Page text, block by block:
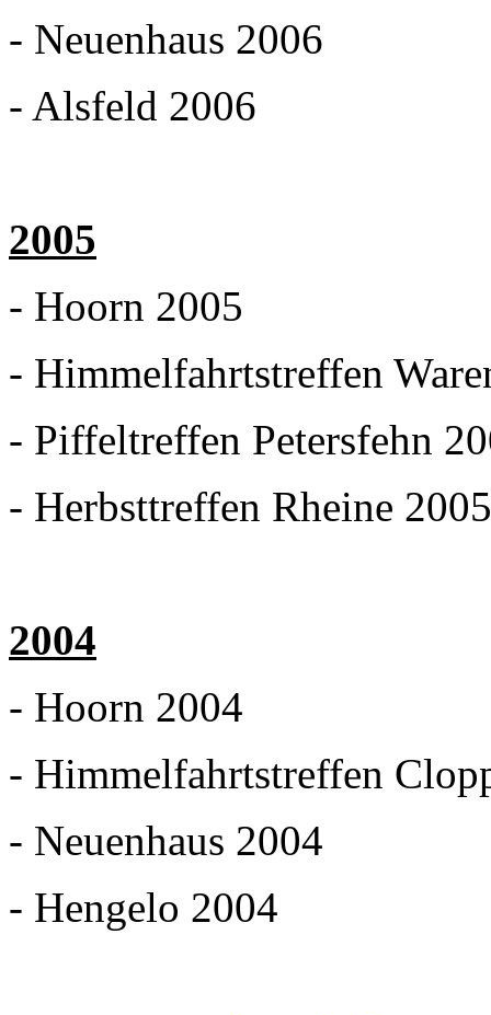
- Neuenhaus 2006
- Alsfeld 2006
2005
- Hoorn 2005
- Himmelfahrtstreffen
- Piffeltreffen Petersfehn
- Herbsttreffen Rheine 2005
2004
- Hoorn 2004
- Himmelfahrtstreffen
- Neuenhaus 2004
- Hengelo 2004